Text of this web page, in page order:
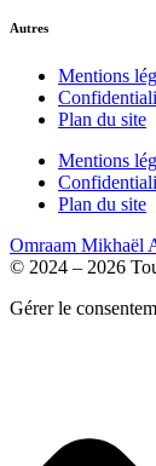
Autres
Mentions
Plan du site
Mentions
Plan du site
Omraam Mikhaël
© 2024 – 2026
Gérer le